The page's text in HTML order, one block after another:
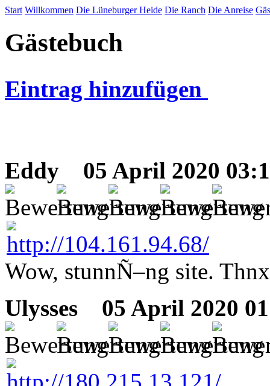
Start Willkommen Die Lüneburger Heide Die Ranch Die Anreise
Gästebuch
Eintrag hinzufügen
Eddy 05 April 2020
Wow, stunnÑ–ng site.
Ulysses
05 April 2020